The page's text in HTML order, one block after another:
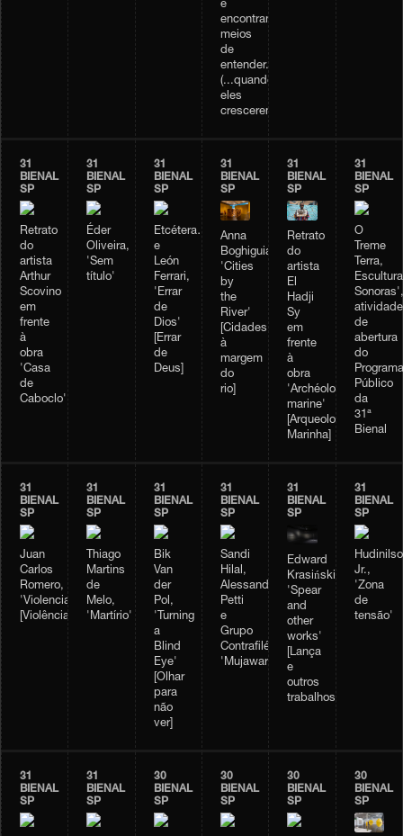
e
encontrando
meios
de
entender...
(...quando
eles
crescerem...)]
31
BIENAL
SP
Retrato
do
artista
Arthur
Scovino
em
frente
à
obra
'Casa
de
Caboclo'
31
BIENAL
SP
Éder
Oliveira,
'Sem
título'
31
BIENAL
SP
Etcétera…
e
León
Ferrari,
'Errar
de
Dios'
[Errar
de
Deus]
31
BIENAL
SP
Anna
Boghiguian,
'Cities
by
the
River'
[Cidades
à
margem
do
rio]
31
BIENAL
SP
Retrato
do
artista
El
Hadji
Sy
em
frente
à
obra
'Archéologie
marine'
[Arqueologia
Marinha]
31
BIENAL
SP
O
Treme
Terra,
Sonoras',
atividade
de
abertura
do
Programa
Público
da
31ª
Bienal
31
BIENAL
SP
Juan
Carlos
Romero,
'Violencia'
[Violência]
31
BIENAL
SP
Thiago
Martins
de
Melo,
'Martírio'
31
BIENAL
SP
Bik
Van
der
Pol,
'Turning
a
Blind
Eye'
[Olhar
para
não
ver]
31
BIENAL
SP
Sandi
Hilal,
Alessandro
Petti
e
Grupo
Contrafilé,
'Mujawara'
31
BIENAL
SP
Edward
Krasiński,
'Spear
and
other
works'
[Lança
e
outros
trabalhos]
31
BIENAL
SP
Jr.,
'Zona
de
tensão'
31
BIENAL
SP
31
BIENAL
SP
30
BIENAL
SP
30
BIENAL
SP
30
BIENAL
SP
30
BIENAL
SP